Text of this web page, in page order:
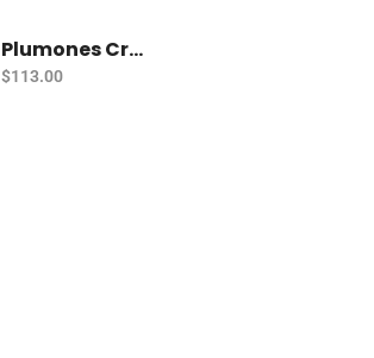
Plumones Crayola Super Tips Pastel Con 12
$113.00